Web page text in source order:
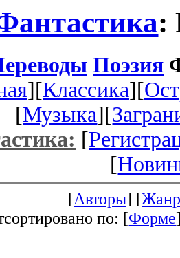
:
Поэзия
][Классика][
[Музыка][
[
[
[Авторы] [
по: [Форме